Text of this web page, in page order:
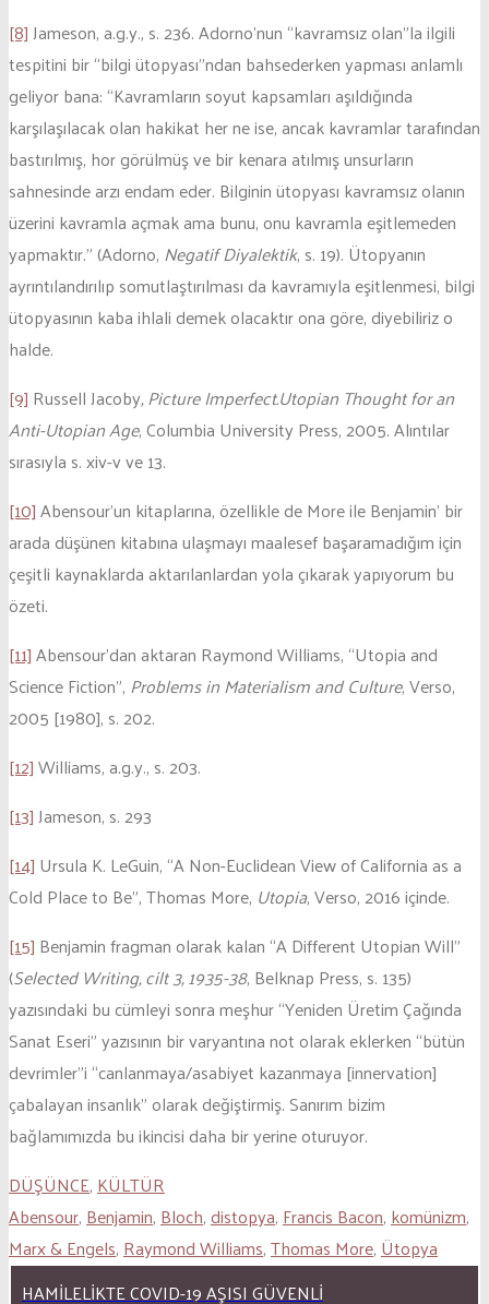
[8]Jameson, a.g.y., s. 236. Adorno’nun “kavramsız olan”la ilgili
tespitini bir “bilgi ütopyası”ndan bahsederken yapması anlamlı
geliyor bana: “Kavramların soyut kapsamları aşıldığında
karşılaşılacak olan hakikat her ne ise, ancak kavramlar tarafından
bastırılmış, hor görülmüş ve bir kenara atılmış unsurların
sahnesinde arzı endam eder. Bilginin ütopyası kavramsız olanın
üzerini kavramla açmak ama bunu, onu kavramla eşitlemeden
yapmaktır.” (Adorno, Negatif Diyalektik, s. 19). Ütopyanın
ayrıntılandırılıp somutlaştırılması da kavramıyla eşitlenmesi, bilgi
ütopyasının kaba ihlali demek olacaktır ona göre, diyebiliriz o
halde.
[9] Russell Jacoby, Picture Imperfect.Utopian Thought for an
Anti-Utopian Age, Columbia University Press, 2005. Alıntılar
sırasıyla s. xiv-v ve 13.
[10]Abensour’un kitaplarına, özellikle de More ile Benjamin’ bir
arada düşünen kitabına ulaşmayı maalesef başaramadığım için
çeşitli kaynaklarda aktarılanlardan yola çıkarak yapıyorum bu
özeti.
[11]Abensour’dan aktaran Raymond Williams, “Utopia and
Science Fiction”, Problems in Materialism and Culture, Verso,
2005 [1980], s. 202.
[12]Williams, a.g.y., s. 203.
[13]Jameson, s. 293
[14] Ursula K. LeGuin, “A Non-Euclidean View of California as a
Cold Place to Be”, Thomas More, Utopia, Verso, 2016 içinde.
[15] Benjamin fragman olarak kalan “A Different Utopian Will”
(Selected Writing, cilt 3, 1935-38, Belknap Press, s. 135)
yazısındaki bu cümleyi sonra meşhur “Yeniden Üretim Çağında
Sanat Eseri” yazısının bir varyantına not olarak eklerken “bütün
devrimler”i “canlanmaya/asabiyet kazanmaya [innervation]
çabalayan insanlık” olarak değiştirmiş. Sanırım bizim
bağlamımızda bu ikincisi daha bir yerine oturuyor.
DÜŞÜNCE,KÜLTÜR
Abensour,Benjamin,Bloch,distopya,Francis Bacon,komünizm,
Marx & Engels,Raymond Williams,Thomas More,Ütopya
HAMILELIKTE COVID-19 AŞISI GÜVENLI